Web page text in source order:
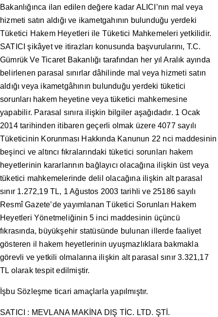
Bakanlığınca ilan edilen değere kadar ALICI’nın mal veya
hizmeti satın aldığı ve ikametgahının bulunduğu yerdeki
Tüketici Hakem Heyetleri ile Tüketici Mahkemeleri yetkilidir.
SATICI şikâyet ve itirazları konusunda başvurularını, T.C.
Gümrük Ve Ticaret Bakanlığı tarafından her yıl Aralık ayında
belirlenen parasal sınırlar dâhilinde mal veya hizmeti satın
aldığı veya ikametgâhının bulunduğu yerdeki tüketici
sorunları hakem heyetine veya tüketici mahkemesine
yapabilir. Parasal sınıra ilişkin bilgiler aşağıdadır. 1 Ocak
2014 tarihinden itibaren geçerli olmak üzere 4077 sayılı
Tüketicinin Korunması Hakkında Kanunun 22 nci maddesinin
beşinci ve altıncı fıkralarındaki tüketici sorunları hakem
heyetlerinin kararlarının bağlayıcı olacağına ilişkin üst veya
tüketici mahkemelerinde delil olacağına ilişkin alt parasal
sınır 1.272,19 TL, 1 Ağustos 2003 tarihli ve 25186 sayılı
Resmî Gazete’de yayımlanan Tüketici Sorunları Hakem
Heyetleri Yönetmeliğinin 5 inci maddesinin üçüncü
fıkrasında, büyükşehir statüsünde bulunan illerde faaliyet
gösteren il hakem heyetlerinin uyuşmazlıklara bakmakla
görevli ve yetkili olmalarına ilişkin alt parasal sınır 3.321,17
TL olarak tespit edilmiştir.
İşbu Sözleşme ticari amaçlarla yapılmıştır.
SATICI : MEVLANA MAKİNA DIŞ TİC. LTD. ŞTİ.